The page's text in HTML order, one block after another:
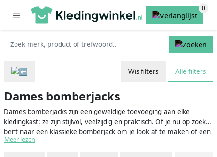
Wis filters Alle filters
Dames bomberjacks
Dames bomberjacks zijn een geweldige toevoeging aan elke
kledingkast: ze zijn stijlvol, veelzijdig en praktisch. Of je nu op zoek
bent naar een klassieke bomberjack om je look af te maken of een
nieuwe kleur om je in het nieuw te steken, hier ben je aan het
Meer lezen